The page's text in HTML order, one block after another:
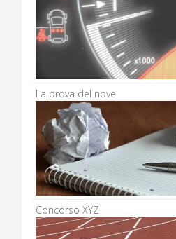
La prova del nove
Concorso XYZ